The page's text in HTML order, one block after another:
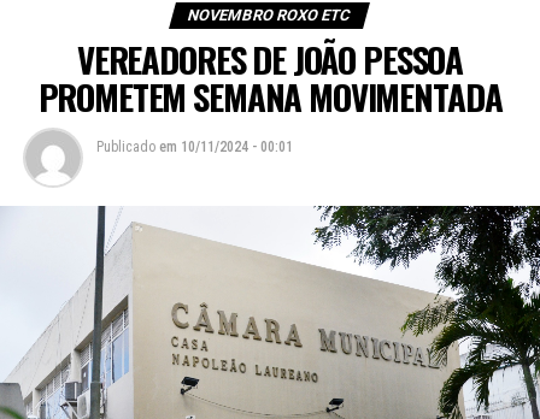
NOVEMBRO ROXO ETC
VEREADORES DE JOÃO PESSOA
PROMETEM SEMANA MOVIMENTADA
Publicado em 10/11/2024 - 00:01